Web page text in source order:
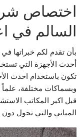
اختصاص
السالم في
بأن تقدم لكم خبراتها
أحدث الأجهزة التي
تكون باستخدام احدث
وبسماكات مختلفة، علماً
قبل اكبر المكاتب
المباني والتي تحول